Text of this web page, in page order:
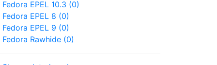
Fedora EPEL 10.3 (0)
Fedora EPEL 8 (0)
Fedora EPEL 9 (0)
Fedora Rawhide (0)